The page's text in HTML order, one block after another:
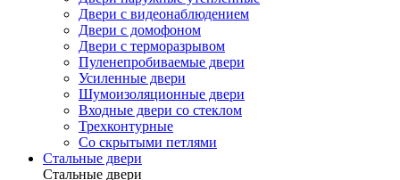
Двери с видеонаблюдением
Двери с домофоном
Двери с терморазрывом
Пуленепробиваемые двери
Усиленные двери
Шумоизоляционные двери
Входные двери со стеклом
Трехконтурные
Со скрытыми петлями
Стальные двери
Стальные двери